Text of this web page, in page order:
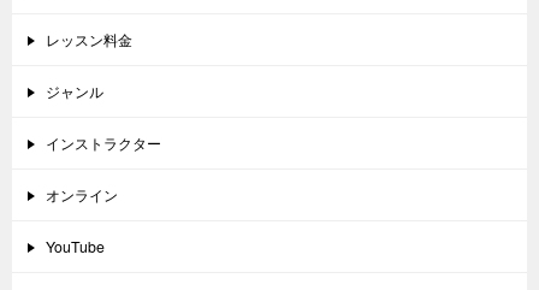
レッスン料金
ジャンル
インストラクター
オンライン
YouTube